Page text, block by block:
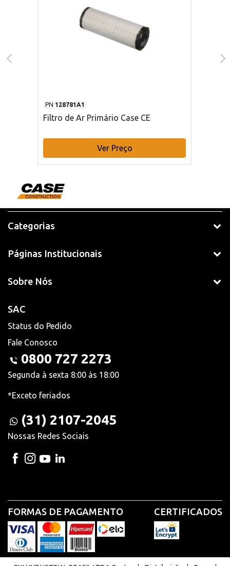
PN 128781A1
Filtro de Ar Primário Case CE
Ver Preço
Categorias
Páginas Institucionais
Sobre Nós
SAC
Status do Pedido
Fale Conosco
0800 727 2273
Segunda à sexta 8:00 às 18:00
*Exceto feriados
(31) 2107-2045
Nossas Redes Sociais
FORMAS DE PAGAMENTO CERTIFICADOS